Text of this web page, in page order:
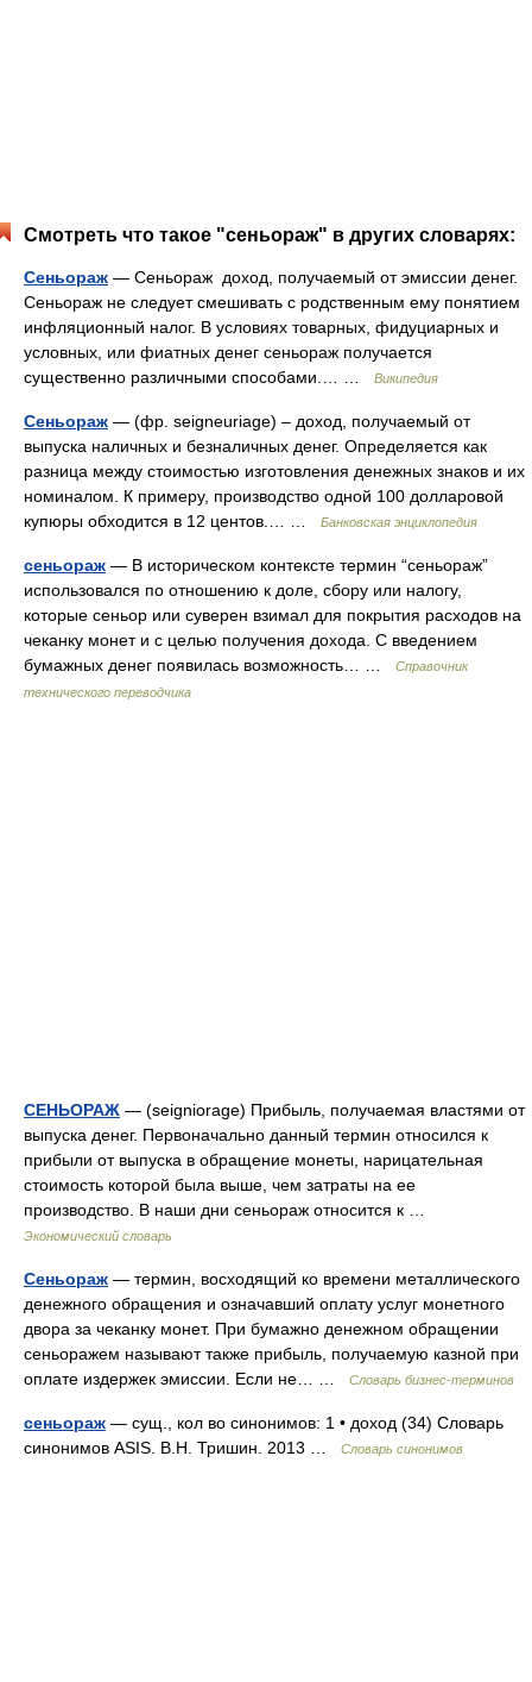
Смотреть что такое "сеньораж" в других словарях:
Сеньораж — Сеньораж доход, получаемый от эмиссии денег.
Сеньораж не следует смешивать с родственным ему понятием
инфляционный налог. В условиях товарных, фидуциарных и
условных, или фиатных денег сеньораж получается
существенно различными способами.… …
Википедия
Сеньораж — (фр. seigneuriage) – доход, получаемый от
выпуска наличных и безналичных денег. Определяется как
разница между стоимостью изготовления денежных знаков и их
номиналом. К примеру, производство одной 100 долларовой
купюры обходится в 12 центов.… …
Банковская энциклопедия
сеньораж — В историческом контексте термин “сеньораж”
использовался по отношению к доле, сбору или налогу,
которые сеньор или суверен взимал для покрытия расходов на
чеканку монет и с целью получения дохода. С введением
бумажных денег появилась возможность… …
Справочник
технического переводчика
СЕНЬОРАЖ — (seigniorage) Прибыль, получаемая властями от
выпуска денег. Первоначально данный термин относился к
прибыли от выпуска в обращение монеты, нарицательная
стоимость которой была выше, чем затраты на ее
производство. В наши дни сеньораж относится к …
Экономический словарь
Сеньораж — термин, восходящий ко времени металлического
денежного обращения и означавший оплату услуг монетного
двора за чеканку монет. При бумажно денежном обращении
сеньоражем называют также прибыль, получаемую казной при
оплате издержек эмиссии. Если не… …
Словарь бизнес-терминов
сеньораж — сущ., кол во синонимов: 1 • доход (34) Словарь
синонимов ASIS. В.Н. Тришин. 2013 …
Словарь синонимов